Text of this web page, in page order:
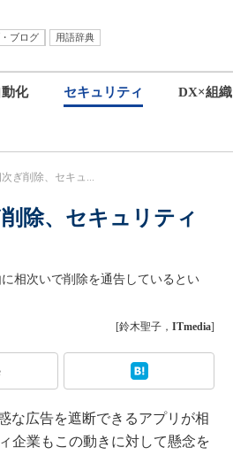
ブログ
用語辞典
化 セキュリティ DX×組織
ぎ削除、セキュ...
除、セキュリティ
相次いで削除を通告しているとい
[鈴木聖子， ITmedia]
な広告を遮断できるアプリが相
企業もこの動きに対して懸念を